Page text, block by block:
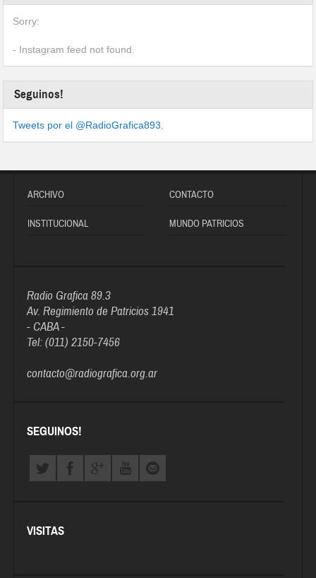
Sorry:
- Instagram feed not found.
Seguinos!
Tweets por el @RadioGrafica893.
ARCHIVO CONTACTO
INSTITUCIONAL MUNDO PATRICIOS
Radio Grafica 89.3
Av. Regimiento de Patricios 1941
- CABA -
Tel: (011) 2150-7456
contacto@radiografica.org.ar
SEGUINOS!
VISITAS